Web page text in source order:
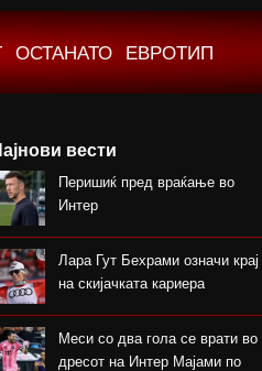
ОСТАНАТО ЕВРОТИП
вести
Перишиќ пред враќање во
Интер
Лара Гут Бехрами означи крај
на скијачката кариера
Меси со два гола се врати во
дресот на Интер Мајами по